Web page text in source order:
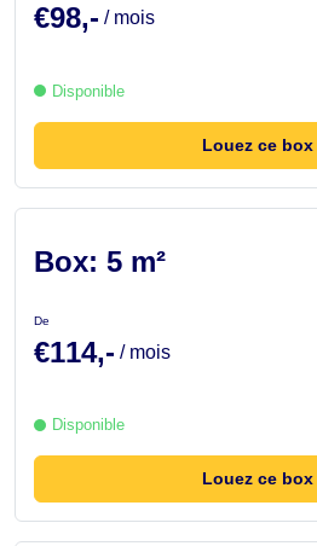
€98,- / mois
Disponible
Louez ce box
Box: 5 m²
De
€114,- / mois
Disponible
Louez ce box